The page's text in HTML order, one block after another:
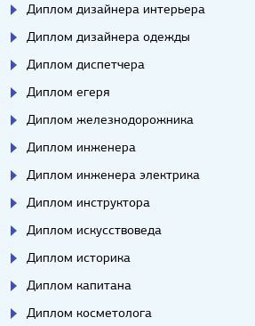
Диплом дизайнера интерьера
Диплом дизайнера одежды
Диплом диспетчера
Диплом егеря
Диплом железнодорожника
Диплом инженера
Диплом инженера электрика
Диплом инструктора
Диплом искусствоведа
Диплом историка
Диплом капитана
Диплом косметолога